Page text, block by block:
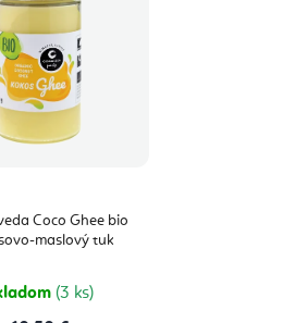
Coco Ghee bio
maslový tuk
(3 ks)